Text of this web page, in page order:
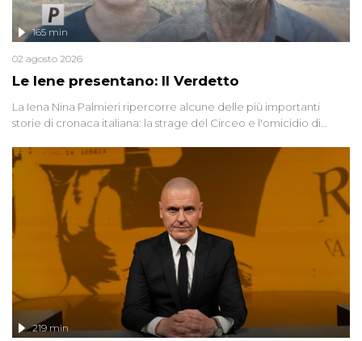
Le Iene presentano: Il Verdetto
165 min
02 agosto 2026
La Iena Nina Palmieri ripercorre alcune delle più importanti
storie di cronaca italiana: la strage del Circeo e l'omicidio di
219 min